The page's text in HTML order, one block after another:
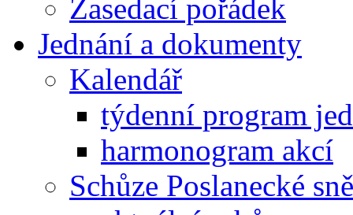
Zasedací pořádek
Jednání a dokumenty
Kalendář
týdenní program
harmonogram akcí
Schůze Poslanecké